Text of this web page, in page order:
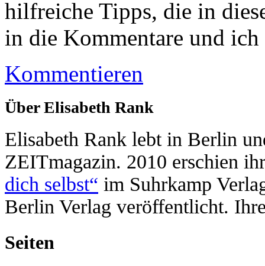
hilfreiche Tipps, die in
in die Kommentare und
Kommentieren
Über Elisabeth Rank
Elisabeth Rank lebt in Berlin
ZEITmagazin. 2010 erschien
dich selbst“ im Suhrkamp
Berlin Verlag veröffentlicht.
Seiten